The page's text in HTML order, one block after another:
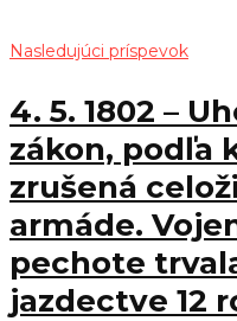
Nasledujúci príspevok
4. 5. 1802 –
zákon, podľa
zrušená
armáde.
pechote
jazdectve 12